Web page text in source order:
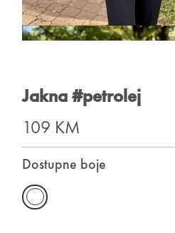
Jakna #petrolej
109 KM
Dostupne boje